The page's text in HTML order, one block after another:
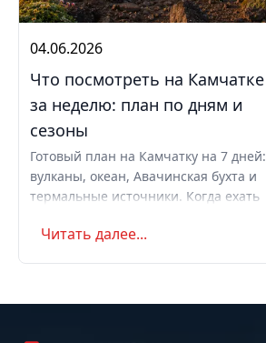
04.06.2026
Что посмотреть на Камчатке
за неделю: план по дням и
сезоны
Готовый план на Камчатку на 7 дней:
вулканы, океан, Авачинская бухта и
термальные источники. Когда ехать
самостоятельно или с туром.
Читать далее...